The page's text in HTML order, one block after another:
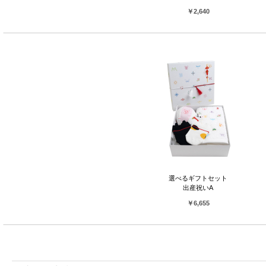
「一度結ぶと解けない」とされるあわじ結びの手ぬぐいに、長寿と夫婦円満の象徴である鶴と
亀を添えて。古来より愛される吉祥文様をギフト箱に詰めてお届けします。
￥2,640
選べるギフトセット
出産祝いA
￥6,655